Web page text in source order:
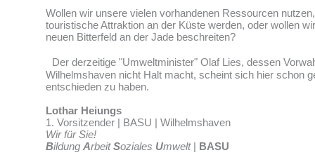
Wollen wir unsere vielen vorhandenen Ressourcen
touristische Attraktion an der Küste werden, oder wollen
neuen Bitterfeld an der Jade beschreiten?
Der derzeitige "Umweltminister" Olaf Lies, dessen
Wilhelmshaven nicht Halt macht, scheint sich hier schon
entschieden zu haben.
Lothar Heiungs
1. Vorsitzender | BASU | Wilhelmshaven
Wir für Sie!
Bildung ArbeitSoziales Umwelt | BASU